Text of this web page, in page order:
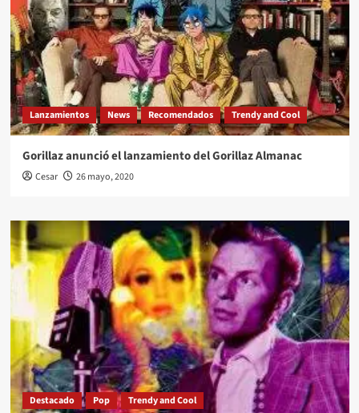
Lanzamientos News Recomendados Trendy and Cool
Gorillaz anunció el lanzamiento del Gorillaz Almanac
Cesar 26 mayo, 2020
Destacado Pop Trendy and Cool